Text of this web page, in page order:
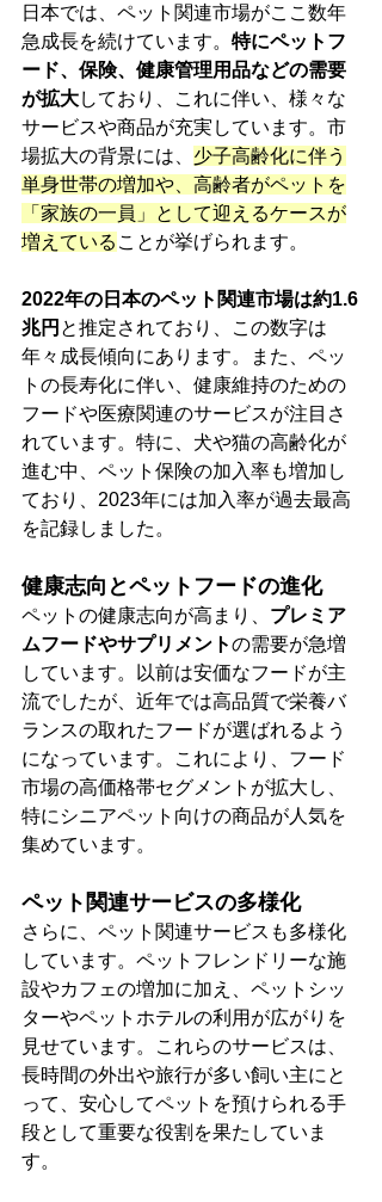
日本では、ペット関連市場がここ数年
急成長を続けています。 特にペットフ
ード、保険、健康管理用品などの需要
が拡大しており、これに伴い、様々な
サービスや商品が充実しています。市
場拡大の背景には、 少子高齢化に伴う
単身世帯の増加や、高齢者がペットを
「家族の一員」として迎えるケースが
増えている ことが挙げられます。
2022年の日本のペット関連市場は約1.6
兆円 と推定されており、この数字は
年々成長傾向にあります。また、ペッ
トの長寿化に伴い、健康維持のための
フードや医療関連のサービスが注目さ
れています。特に、犬や猫の高齢化が
進む中、ペット保険の加入率も増加し
ており、2023年には加入率が過去最高
を記録しました​。
健康志向とペットフードの進化
ペットの健康志向が高まり、 プレミア
ムフードやサプリメントの需要が急増
しています。以前は安価なフードが主
流でしたが、近年では高品質で栄養バ
ランスの取れたフードが選ばれるよう
になっています。これにより、フード
市場の高価格帯セグメントが拡大し、
特にシニアペット向けの商品が人気を
集めています。
ペット関連サービスの多様化
さらに、ペット関連サービスも多様化
しています。ペットフレンドリーな施
設やカフェの増加に加え、ペットシッ
ターやペットホテルの利用が広がりを
見せています。これらのサービスは、
長時間の外出や旅行が多い飼い主にと
って、安心してペットを預けられる手
段として重要な役割を果たしていま
す。